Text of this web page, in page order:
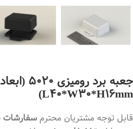
جعبه برد رومیزی 5020 (ابعاد
L40*W30*H16mm)
قابل توجه مشتریان محترم